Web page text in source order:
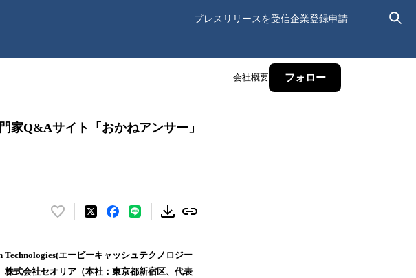
プレスリリースを受信企業登録申請
会社概要 フォロー
家Q&Aサイト「おかねアンサー」
い
！
数
エービーキャッシュテクノロジー
式会社セオリア（本社：東京都新宿区、代表